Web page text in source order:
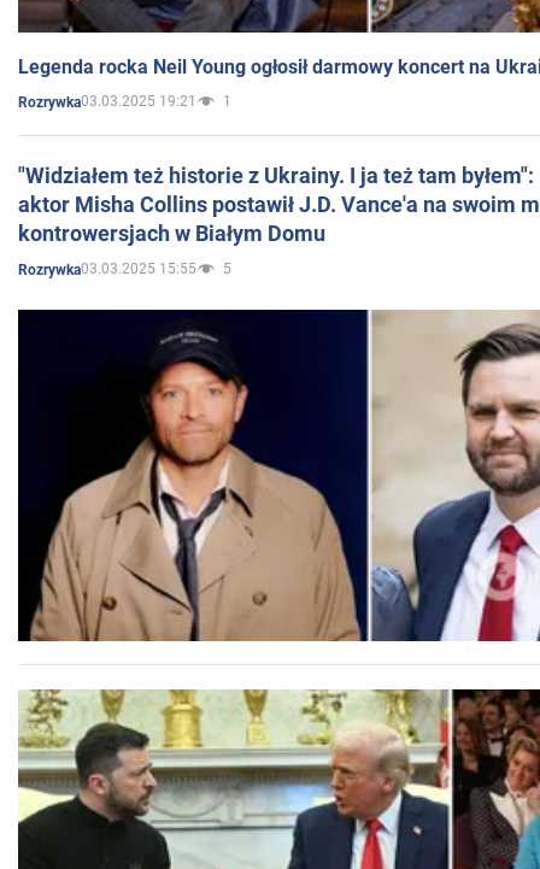
Legenda rocka Neil Young ogłosił darmowy koncert na
Rozrywka03.03.2025 19:21 1
"Widziałem też historie z Ukrainy. I ja też tam
aktor Misha Collins postawił J.D. Vance'a na swoim
kontrowersjach w Białym Domu
Rozrywka03.03.2025 15:55 5